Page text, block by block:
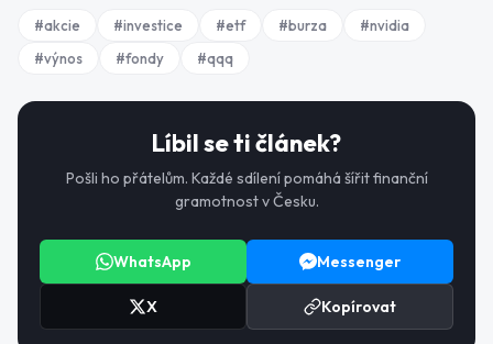
#akcie #investice #etf #burza #nvidia
#výnos #fondy #qqq
Líbil se ti článek?
Pošli ho přátelům. Každé sdílení pomáhá šířit finanční
gramotnost v Česku.
WhatsApp Messenger
X Kopírovat